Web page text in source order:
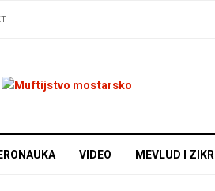
VIDEO MEVLUD I ZIKR